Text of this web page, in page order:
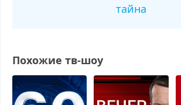
тайна
Похожие тв-шоу